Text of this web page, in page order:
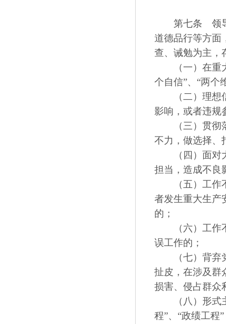
第七条 领导
道德品行等方面
查、诫勉为主，
（一）在重大
个自信”、“两个
（二）理想信
影响，或者违规
（三）贯彻落
不力，做选择、
（四）面对大
担当，造成不良
（五）工作不
者发生重大生产
的；
（六）工作不
误工作的；
（七）背弃党
扯皮，在涉及群
损害、侵占群众
（八）形式主
程”、“政绩工程